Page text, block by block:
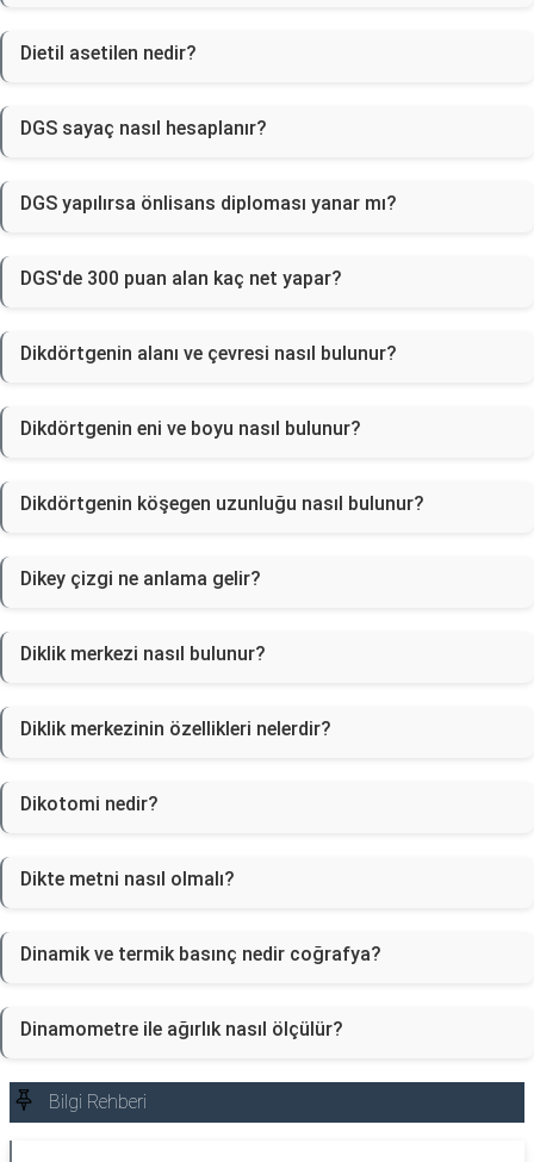
Dietil asetilen nedir?
DGS sayaç nasıl hesaplanır?
DGS yapılırsa önlisans diploması yanar mı?
DGS'de 300 puan alan kaç net yapar?
Dikdörtgenin alanı ve çevresi nasıl bulunur?
Dikdörtgenin eni ve boyu nasıl bulunur?
Dikdörtgenin köşegen uzunluğu nasıl bulunur?
Dikey çizgi ne anlama gelir?
Diklik merkezi nasıl bulunur?
Diklik merkezinin özellikleri nelerdir?
Dikotomi nedir?
Dikte metni nasıl olmalı?
Dinamik ve termik basınç nedir coğrafya?
Dinamometre ile ağırlık nasıl ölçülür?
Bilgi Rehberi